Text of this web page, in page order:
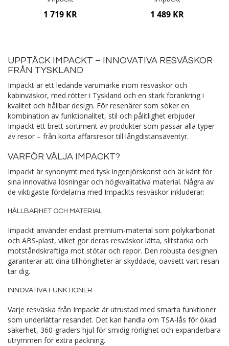
1 719 KR 1 489 KR
UPPTÄCK IMPACKT – INNOVATIVA RESVÄSKOR
FRÅN TYSKLAND
Impackt är ett ledande varumärke inom resväskor och
kabinväskor, med rötter i Tyskland och en stark förankring i
kvalitet och hållbar design. För resenärer som söker en
kombination av funktionalitet, stil och pålitlighet erbjuder
Impackt ett brett sortiment av produkter som passar alla typer
av resor – från korta affärsresor till långdistansäventyr.
VARFÖR VÄLJA IMPACKT?
Impackt är synonymt med tysk ingenjörskonst och är känt för
sina innovativa lösningar och högkvalitativa material. Några av
de viktigaste fördelarna med Impackts resväskor inkluderar:
HÅLLBARHET OCH MATERIAL
Impackt använder endast premium-material som polykarbonat
och ABS-plast, vilket gör deras resväskor lätta, slitstarka och
motståndskraftiga mot stötar och repor. Den robusta designen
garanterar att dina tillhörigheter är skyddade, oavsett vart resan
tar dig.
INNOVATIVA FUNKTIONER
Varje resväska från Impackt är utrustad med smarta funktioner
som underlättar resandet. Det kan handla om TSA-lås för ökad
säkerhet, 360-graders hjul för smidig rörlighet och expanderbara
utrymmen för extra packning.